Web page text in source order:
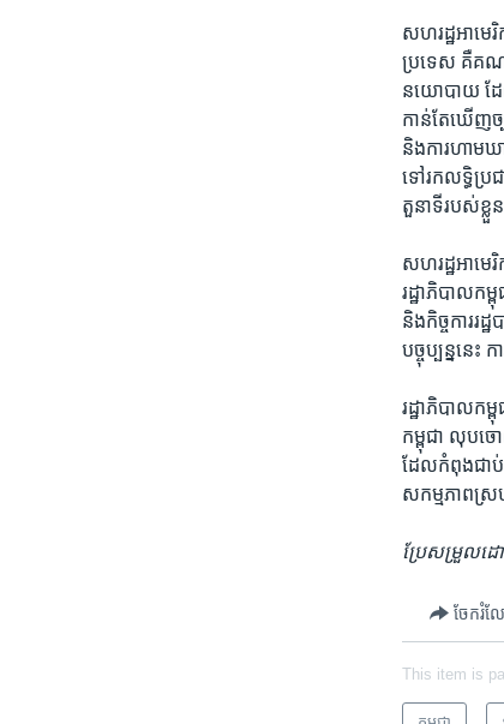
សហរដ្ឋអាមេ
ប្រទេស គឺ​គណ
នយោបាយ ដែ
កាន់​តែ​ឃើញ​ច្
និង​ការ​ហាមឃ
ទៅ​រក​លទ្ធិប្រ
តួនាទី​របស់​ខ្លួ
សហរដ្ឋអាមេ
រដ្ឋាភិបាល​ក
និង​កិច្ចការ​រ
បច្ចុប្បន្ន​នេ
រដ្ឋាភិបាល​កម្
កម្ពុជា ​លុបច
ដែល​កំពុង​ជាប់​
សកម្មភាព​ស្រ
ប្រែសម្រួលដ
ចែករំល
This item is